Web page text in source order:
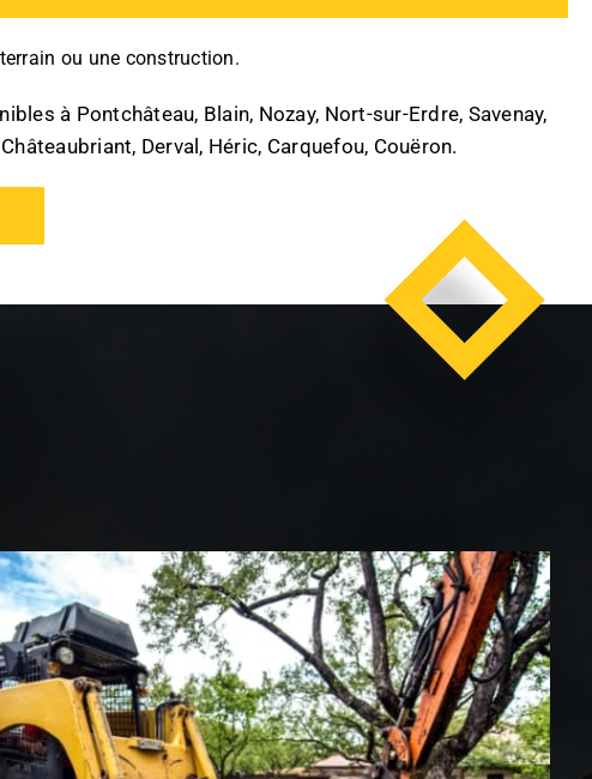
ou une construction.
à Pontchâteau, Blain, Nozay, Nort-sur-Erdre, Savenay,
Derval, Héric, Carquefou, Couëron.